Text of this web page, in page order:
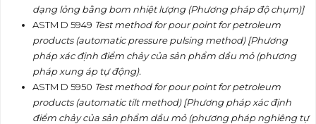
dạng lỏng bằng bom nhiệt lượng (Phương pháp độ chụm)]
ASTM D 5949 Test method for pour point for petroleum
products (automatic pressure pulsing method) [Phương
pháp xác định điểm chảy của sản phẩm dầu mỏ (phương
pháp xung áp tự động).
ASTM D 5950 Test method for pour point for petroleum
products (automatic tilt method) [Phương pháp xác định
điểm chảy của sản phẩm dầu mỏ(phương pháp nghiêng tự